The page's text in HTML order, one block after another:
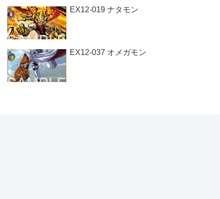
EX12-019 ナタモン
EX12-037 オメガモン